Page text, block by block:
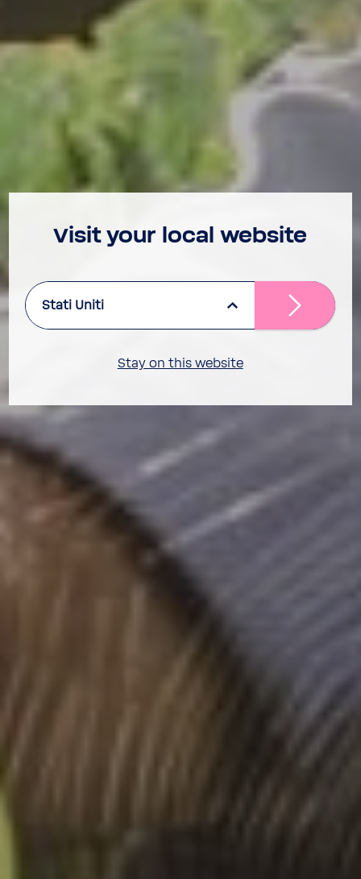
Visit your local website
Stati Uniti
Stay on this website